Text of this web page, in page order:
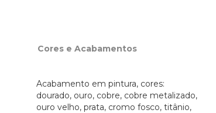
Cores e Acabamentos
Acabamento em pintura, cores:
dourado, ouro, cobre, cobre metalizado,
ouro velho, prata, cromo fosco, titânio,